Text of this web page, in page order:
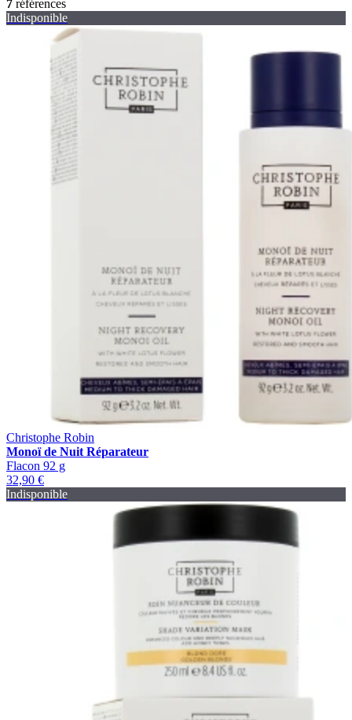
7 références
Indisponible
Christophe Robin
Monoï de Nuit Réparateur
Flacon 92 g
32,90 €
Indisponible